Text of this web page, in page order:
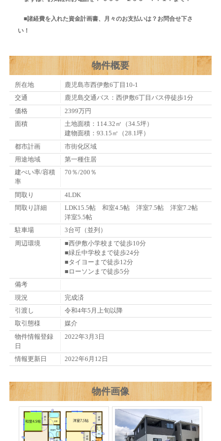
■諸経費を入れた資金計画書、月々のお支払いは？お問合せ下さ
い！
物件概要
所在地
鹿児島市西伊敷6丁目10-1
交通
鹿児島交通バス：西伊敷6丁目バス停徒歩1分
価格
2399万円
面積
土地面積：114.32㎡（34.5坪）
建物面積：93.15㎡（28.1坪）
都市計画
市街化区域
用途地域
第一種住居
建ぺい率/容積
率
70％/200％
間取り
4LDK
間取り詳細
LDK15.5帖 和室4.5帖 洋室7.5帖 洋室7.2帖
洋室5.5帖
駐車場
3台可（並列）
周辺環境
■西伊敷小学校まで徒歩10分
■緑丘中学校まで徒歩24分
■タイヨーまで徒歩12分
■ローソンまで徒歩5分
備考
現況
完成済
引渡し
令和4年5月上旬以降
取引態様
媒介
物件情報登録
日
2022年3月3日
情報更新日 2022年6月12日
物件画像